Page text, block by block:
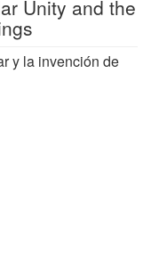
Unity and the
y la invención de